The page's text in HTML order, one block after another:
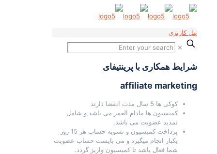
پنل کاربری
✕
شرایط همکاری با پرینتیفای
affiliate marketing
کوکی ها 5 سال مدت انقضا دارند
کمیسیون ها مادام العمر می باشد و شامل
تمدید عضویت می باشد.
پرداخت کمیسیون و تسویه حساب هر 15 روز
یکبار انجام میگیرد و می بایست حساب عضویت
شما فعال باشد تا کمیسیون واریز گردد.